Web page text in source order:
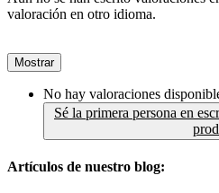
valoración en otro idioma.
Mostrar
No hay valoraciones
Sé la primera persona en
Artículos de nuestro blog: